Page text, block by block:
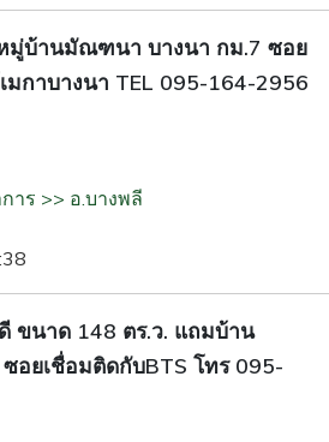
มู่บ้านมัณฑนา บางนา กม.7 ซอย
มกาบางนา TEL 095-164-2956
าร >> อ.บางพลี
ขนาด 148 ตร.ว. แถมบ้าน
อยเชื่อมติดกับBTS โทร 095-